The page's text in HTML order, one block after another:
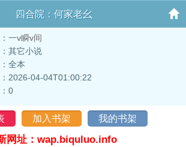
四合院：何家老幺
一v瞬v间
其它小说
全本
2026-04-04T01:00:22
0
加入书架 我的书架
网址：wap.biquluo.info